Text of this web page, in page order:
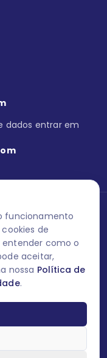
funcionamento
de
como o
aceitar,
nossa Política de
.
dados entrar em
aquiuma
site contém
profissionais de saúde
M-AS ONE-BR-
dados! Caso deseje
momento entrando
na opção